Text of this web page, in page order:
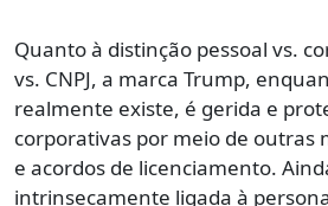
Quanto à distinção pessoal vs.
vs. CNPJ, a marca Trump,
realmente existe, é gerida e
corporativas por meio de outras
e acordos de licenciamento.
intrinsecamente ligada à